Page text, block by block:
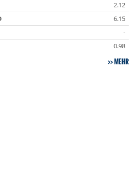
2.12
6.15
-
0.98
MEHR